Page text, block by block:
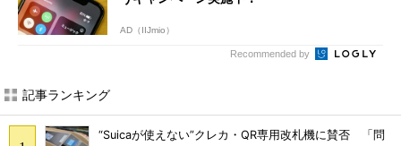
AD（IIJmio）
Recommended by
記事ランキング
“Suicaが使えない”クレカ・QR専用改札機に賛否 「問